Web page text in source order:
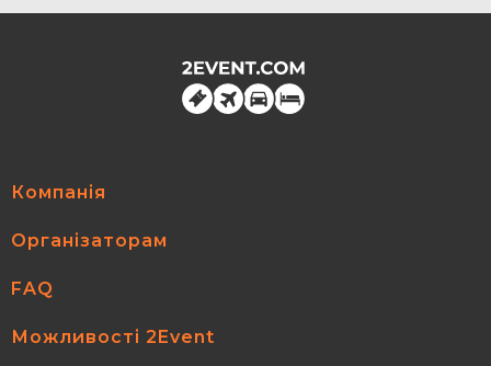
Компанія
Організаторам
FAQ
Можливості 2Event